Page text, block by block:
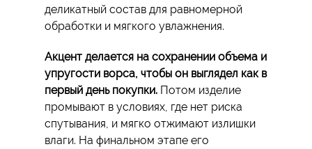
деликатный состав для равномерной
обработки и мягкого увлажнения.
Акцент делается на сохранении объема и
упругости ворса, чтобы он выглядел как в
первый день покупки. Потом изделие
промывают в условиях, где нет риска
спутывания, и мягко отжимают излишки
влаги. На финальном этапе его